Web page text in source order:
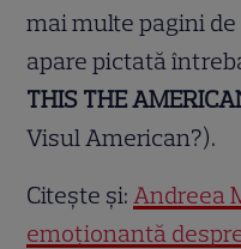
mai multe pagini
apare pictată
THIS THE
Visul American?).
Citește și:Andreea
emoționantă